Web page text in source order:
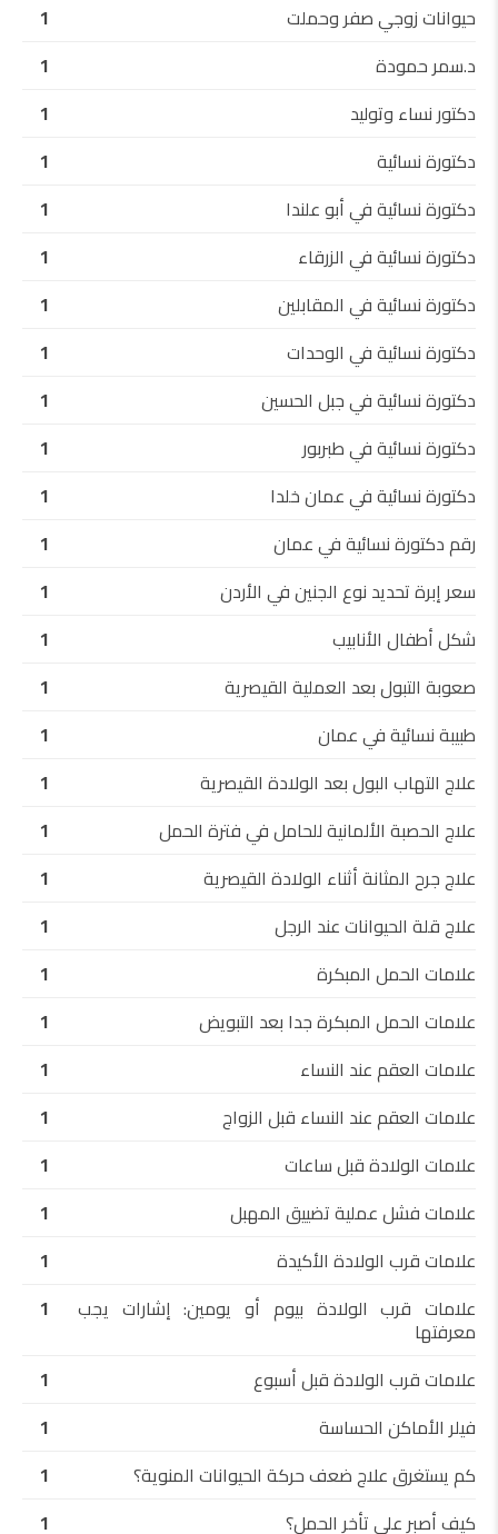
حيوانات زوجي صفر وحملت
1
د.سمر حمودة
1
دكتور نساء وتوليد
1
دكتورة نسائية
1
دكتورة نسائية في أبو علندا
1
دكتورة نسائية في الزرقاء
1
دكتورة نسائية في المقابلين
1
دكتورة نسائية في الوحدات
1
دكتورة نسائية في جبل الحسين
1
دكتورة نسائية في طبربور
1
دكتورة نسائية في عمان خلدا
1
رقم دكتورة نسائية في عمان
1
سعر إبرة تحديد نوع الجنين في الأردن
1
شكل أطفال الأنابيب
1
صعوبة التبول بعد العملية القيصرية
1
طبيبة نسائية في عمان
1
علاج التهاب البول بعد الولادة القيصرية
1
علاج الحصبة الألمانية للحامل في فترة الحمل
1
علاج جرح المثانة أثناء الولادة القيصرية
1
علاج قلة الحيوانات عند الرجل
1
علامات الحمل المبكرة
1
علامات الحمل المبكرة جدا بعد التبويض
1
علامات العقم عند النساء
1
علامات العقم عند النساء قبل الزواج
1
علامات الولادة قبل ساعات
1
علامات فشل عملية تضييق المهبل
1
علامات قرب الولادة الأكيدة
1
علامات قرب الولادة بيوم أو يومين: إشارات يجب
معرفتها
1
علامات قرب الولادة قبل أسبوع
1
فيلر الأماكن الحساسة
1
كم يستغرق علاج ضعف حركة الحيوانات المنوية؟
1
كيف أصبر على تأخر الحمل؟
1